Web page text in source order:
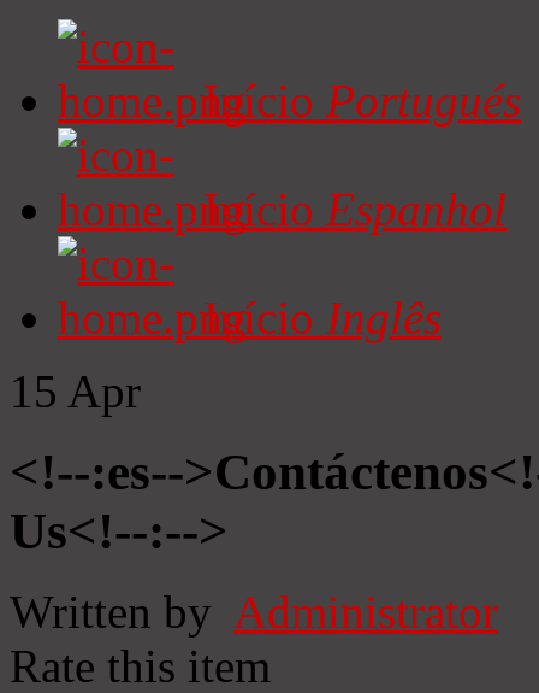
Início Portugués
Início Espanhol
Início Inglês
15 Apr
<!--:es--
Us<!--:-->
Written by Administrator
Rate this item